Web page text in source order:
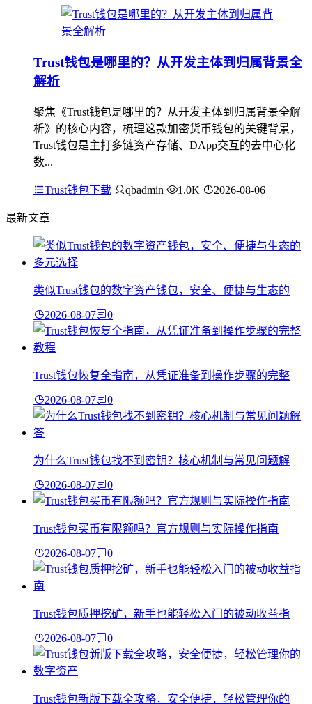
Trust钱包是哪里的？从开发主体到归属背景全
解析
聚焦《Trust钱包是哪里的？从开发主体到归属背景全解
析》的核心内容，梳理这款加密货币钱包的关键背景，
Trust钱包是主打多链资产存储、DApp交互的去中心化
数...
Trust钱包下载 qbadmin 1.0K 2026-08-06
最新文章
类似Trust钱包的数字资产钱包，安全、便捷与生态的
2026-08-07 0
Trust钱包恢复全指南，从凭证准备到操作步骤的完整
2026-08-07 0
为什么Trust钱包找不到密钥？核心机制与常见问题解
2026-08-07 0
Trust钱包买币有限额吗？官方规则与实际操作指南
2026-08-07 0
Trust钱包质押挖矿，新手也能轻松入门的被动收益指
2026-08-07 0
Trust钱包新版下载全攻略，安全便捷，轻松管理你的